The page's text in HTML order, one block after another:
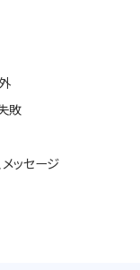
敗
ッセージ